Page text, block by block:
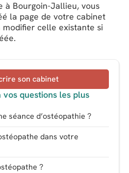
à Bourgoin-Jallieu, vous
la page de votre cabinet
celle existante si
son cabinet
vos questions les plus
séance d’ostéopathie ?
dans votre
?